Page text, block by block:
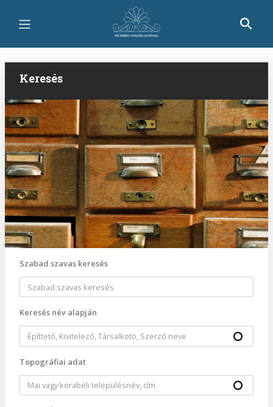
tartalomra
Keresés
Szabad szavas keresés
Keresés név alapján
Topográfiai adat